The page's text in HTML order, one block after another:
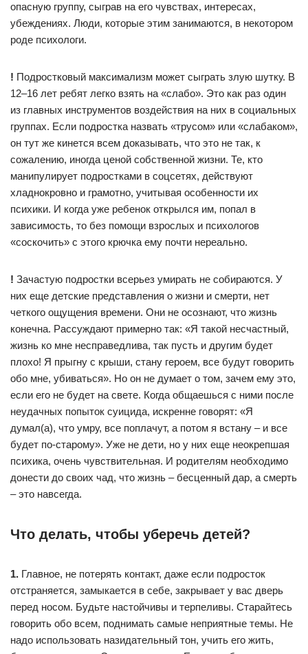
опасную группу, сыграв на его чувствах, интересах,
убеждениях. Люди, которые этим занимаются, в некотором
роде психологи.
! Подростковый максимализм может сыграть злую шутку. В
12–16 лет ребят легко взять на «слабо». Это как раз один
из главных инструментов воздействия на них в социальных
группах. Если подростка назвать «трусом» или «слабаком»,
он тут же кинется всем доказывать, что это не так, к
сожалению, иногда ценой собственной жизни. Те, кто
манипулирует подростками в соцсетях, действуют
хладнокровно и грамотно, учитывая особенности их
психики. И когда уже ребенок открылся им, попал в
зависимость, то без помощи взрослых и психологов
«соскочить» с этого крючка ему почти нереально.
! Зачастую подростки всерьез умирать не собираются. У
них еще детские представления о жизни и смерти, нет
четкого ощущения времени. Они не осознают, что жизнь
конечна. Рассуждают примерно так: «Я такой несчастный,
жизнь ко мне несправедлива, так пусть и другим будет
плохо! Я прыгну с крыши, стану героем, все будут говорить
обо мне, убиваться». Но он не думает о том, зачем ему это,
если его не будет на свете. Когда общаешься с ними после
неудачных попыток суицида, искренне говорят: «Я
думал(а), что умру, все поплачут, а потом я встану – и все
будет по-старому». Уже не дети, но у них еще неокрепшая
психика, очень чувствительная. И родителям необходимо
донести до своих чад, что жизнь – бесценный дар, а смерть
– это навсегда.
Что делать, чтобы уберечь детей?
1. Главное, не потерять контакт, даже если подросток
отстраняется, замыкается в себе, закрывает у вас дверь
перед носом. Будьте настойчивы и терпеливы. Старайтесь
говорить обо всем, поднимать самые неприятные темы. Не
надо использовать назидательный тон, учить его жить,